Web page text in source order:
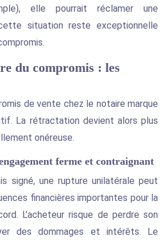
elle pourrait réclamer une
situation reste exceptionnelle
du compromis : les
de vente chez le notaire marque
La rétractation devient alors plus
onéreuse.
ferme et contraignant
signé, une rupture unilatérale peut
financières importantes pour la
L’acheteur risque de perdre son
des dommages et intérêts. Le